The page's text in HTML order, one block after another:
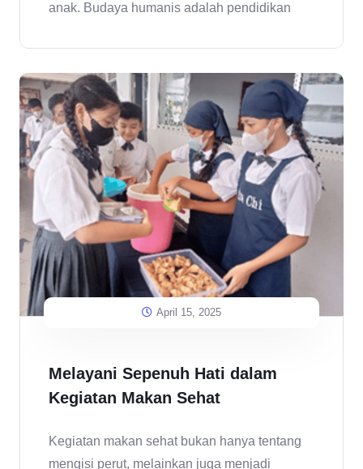
anak. Budaya humanis adalah pendidikan
April 15, 2025
Melayani Sepenuh Hati dalam
Kegiatan Makan Sehat
Kegiatan makan sehat bukan hanya tentang
mengisi perut, melainkan juga menjadi